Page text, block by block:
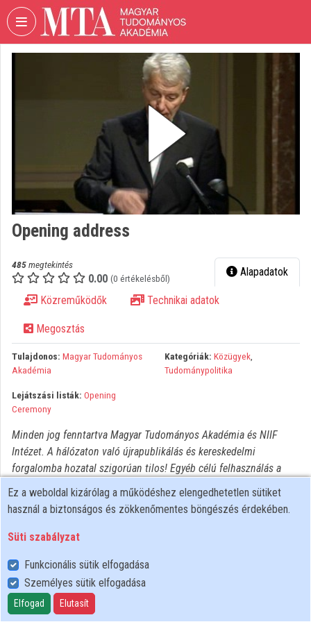
Fejléc kihagyása Menü kihagyása Tartalom kihagyása
Intézményi kezdőlap
Bejelentkezés
Intézményi listák
Intézmények
Közreműködők
Opening address
485megtekintés
0.00 (0 értékelésből) Alapadatok
Közreműködők Technikai adatok
Megosztás
Tulajdonos: Magyar Tudományos
Akadémia
Kategóriák: Közügyek,
Tudománypolitika
Lejátszási listák: Opening
Ceremony
Minden jog fenntartva Magyar Tudományos Akadémia és NIIF
Intézet. A hálózaton való újrapublikálás és kereskedelmi
forgalomba hozatal szigorúan tilos! Egyéb célú felhasználás a
jogtulajdonos(ok) engedélyéhez kötött.
Felhasználói szabályzat
Adatkezelési tájékoztató
Süti szabályzat
Ez a weboldal kizárólag a működéshez elengedhetetlen sütiket
használ a biztonságos és zökkenőmentes böngészés érdekében.
Süti szabályzat
Funkcionális sütik elfogadása
Személyes sütik elfogadása
Elfogad Elutasít